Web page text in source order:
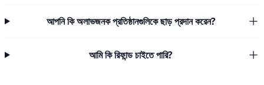
আপনি কি অলাভজনক প্রতিষ্ঠানগুলিকে ছাড় প্রদান করেন?
আমি কি রিফান্ড চাইতে পারি?